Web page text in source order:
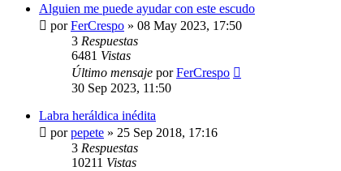
Alguien me puede ayudar con este escudo
porFerCrespo » 08 May 2023, 17:50
3 Respuestas
6481 Vistas
Último mensaje porFerCrespo
30 Sep 2023, 11:50
Labra heráldica inédita
porpepete » 25 Sep 2018, 17:16
3 Respuestas
10211 Vistas